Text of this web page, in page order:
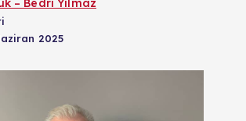
– Bedri Yılmaz
2025